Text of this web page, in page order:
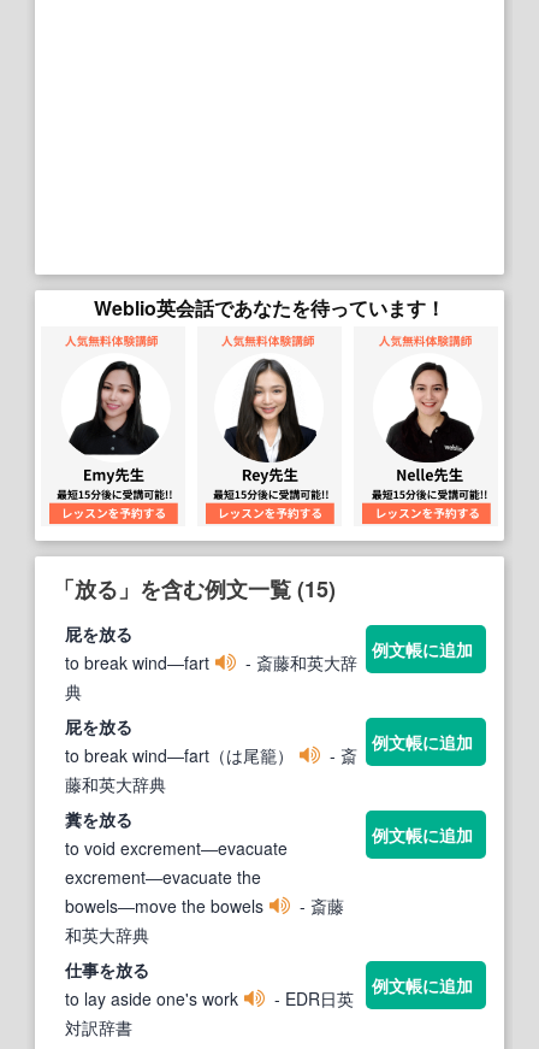
Weblio英会話であなたを待っています！
「放る」を含む例文一覧 (15)
屁を放る
to break wind―fart
- 斎藤和英大辞
典
例文帳に追加
屁を放る
to break wind―fart（は尾籠）
- 斎
藤和英大辞典
例文帳に追加
糞を放る
to void excrement―evacuate
excrement―evacuate the
bowels―move the bowels
- 斎藤
和英大辞典
例文帳に追加
仕事を放る
to lay aside one's work
- EDR日英
対訳辞書
例文帳に追加